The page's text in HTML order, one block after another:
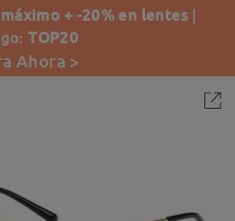
+ -20% en lentes |
TOP20
Ahora >